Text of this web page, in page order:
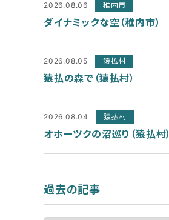
2026.08.06 稚内市
ダイナミックな空（稚内市）
2026.08.05 猿払村
猿払の森で（猿払村）
2026.08.04 猿払村
オホーツクの沼巡り（猿払村）
過去の記事